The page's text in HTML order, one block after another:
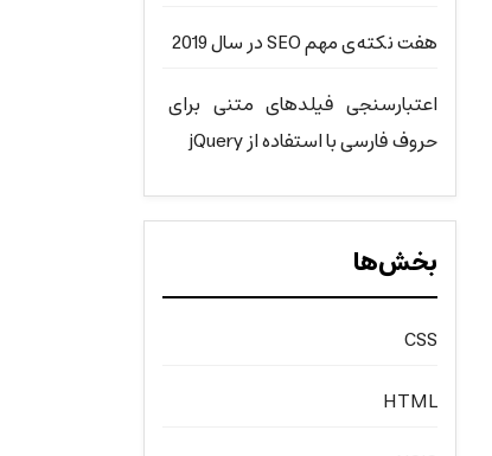
هفت نکته‌ی مهم SEO در سال 2019
اعتبارسنجی فیلدهای متنی برای
حروف فارسی با استفاده از jQuery
بخش‌ها
CSS
HTML